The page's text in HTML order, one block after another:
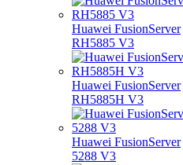
Huawei FusionServer
RH5885 V3
Huawei FusionServer
RH5885H V3
Huawei FusionServer
5288 V3